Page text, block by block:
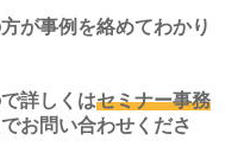
が事例を絡めてわかり
詳しくはセミナー事務
でお問い合わせくださ